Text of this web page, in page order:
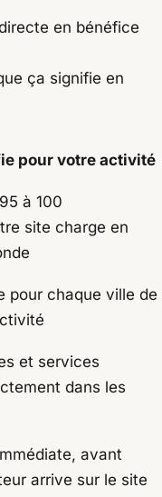
en bénéfice
ça signifie en
pour votre activité
à 100
site charge en
pour chaque ville de
et services
dans les
avant
arrive sur le site